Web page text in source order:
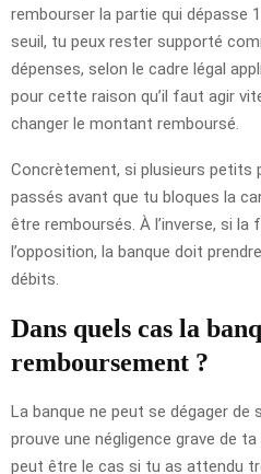
rembourser la partie qui dépasse
seuil, tu peux rester supporté
dépenses, selon le cadre légal
pour cette raison qu’il faut agir
changer le montant remboursé.
Concrètement, si plusieurs petits
passés avant que tu bloques la
être remboursés. À l’inverse, si la
l’opposition, la banque doit
débits.
Dans quels cas la
remboursement ?
La banque ne peut se dégager de
prouve une négligence grave de
peut être le cas si tu as attendu